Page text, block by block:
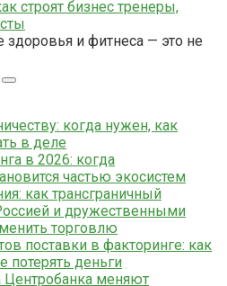
строят бизнес тренеры,
здоровья и фитнеса — это не
когда нужен, как
в деле
в 2026: когда
частью экосистем
как трансграничный
и дружественными
торговлю
поставки в факторинге: как
потерять деньги
меняют